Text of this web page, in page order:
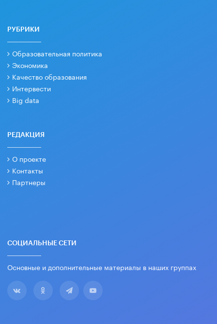
РУБРИКИ
Образовательная политика
Экономика
Качество образования
Интервести
Big data
РЕДАКЦИЯ
О проекте
Контакты
Партнеры
СОЦИАЛЬНЫЕ СЕТИ
Основные и дополнительные материалы в наших группах